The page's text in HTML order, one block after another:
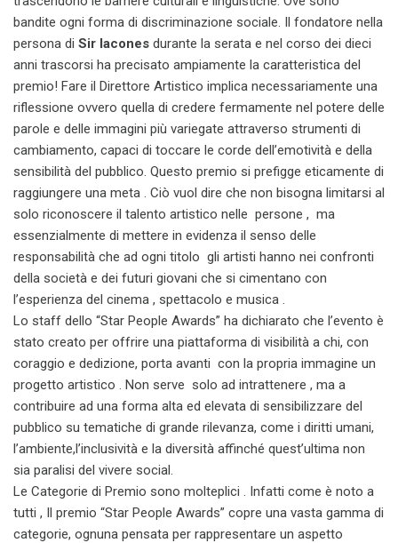
bandite ogni forma di discriminazione sociale. Il fondatore nella
persona di Sir Iacones durante la serata e nel corso dei dieci
anni trascorsi ha precisato ampiamente la caratteristica del
premio! Fare il Direttore Artistico implica necessariamente una
riflessione ovvero quella di credere fermamente nel potere delle
parole e delle immagini più variegate attraverso strumenti di
cambiamento, capaci di toccare le corde dell’emotività e della
sensibilità del pubblico. Questo premio si prefigge eticamente di
raggiungere una meta . Ciò vuol dire che non bisogna limitarsi al
solo riconoscere il talento artistico nelle persone , ma
essenzialmente di mettere in evidenza il senso delle
responsabilità che ad ogni titolo gli artisti hanno nei confronti
della società e dei futuri giovani che si cimentano con
l’esperienza del cinema , spettacolo e musica .
Lo staff dello “Star People Awards” ha dichiarato che l’evento è
stato creato per offrire una piattaforma di visibilità a chi, con
coraggio e dedizione, porta avanti con la propria immagine un
progetto artistico . Non serve solo ad intrattenere , ma a
contribuire ad una forma alta ed elevata di sensibilizzare del
pubblico su tematiche di grande rilevanza, come i diritti umani,
l’ambiente,l’inclusività e la diversità affinché quest’ultima non
sia paralisi del vivere social.
Le Categorie di Premio sono molteplici . Infatti come è noto a
tutti , Il premio “Star People Awards” copre una vasta gamma di
categorie, ognuna pensata per rappresentare un aspetto